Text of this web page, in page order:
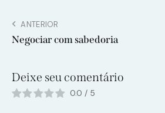
ANTERIOR
Negociar com sabedoria
Deixe seu comentário
0.0 / 5